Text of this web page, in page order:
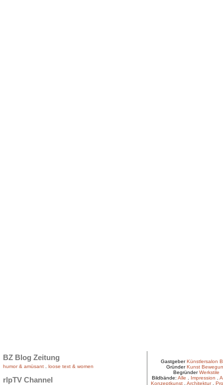
BZ Blog Zeitung
humor & amüsant loose text & women
rlpTV Channel
GastgeberKünstlersalon
GründerKunst
BegründerWerkstile
Bildbände: Alle Impression
Konzeptkunst. Architektur.